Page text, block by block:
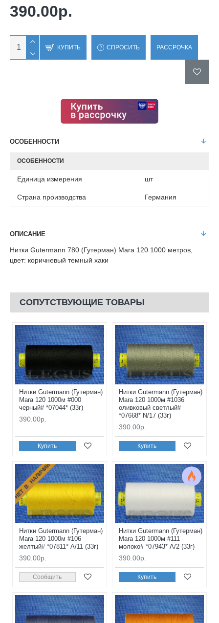
390.00р.
КУПИТЬ СПРОСИТЬ РАССРОЧКА
ОСОБЕННОСТИ
ОСОБЕННОСТИ
Единица измерения шт
Страна производства Германия
ОПИСАНИЕ
Нитки Gutermann 780 (Гутерман) Mara 120 1000 метров,
цвет: коричневый темный хаки
СОПУТСТВУЮЩИЕ ТОВАРЫ
Нитки Gutermann (Гутерман)
Mara 120 1000м #000
черный# *07044* (33г)
390.00р.
Купить
Нитки Gutermann (Гутерман)
Mara 120 1000м #1036
оливковый светлый#
*07668* N/17 (33г)
390.00р.
Купить
НЕТ В НАЛИЧИИ
Нитки Gutermann (Гутерман)
Mara 120 1000м #106
желтый# *07811* A/11 (33г)
390.00р.
Сообщить
Нитки Gutermann (Гутерман)
Mara 120 1000м #111
молоко# *07943* A/2 (33г)
390.00р.
Купить